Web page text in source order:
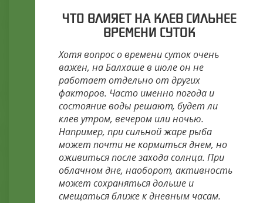
ЧТО ВЛИЯЕТ НА КЛЕВ СИЛЬНЕЕ
ВРЕМЕНИ СУТОК
Хотя вопрос о времени суток очень
важен, на Балхаше в июле он не
работает отдельно от других
факторов. Часто именно погода и
состояние воды решают, будет ли
клев утром, вечером или ночью.
Например, при сильной жаре рыба
может почти не кормиться днем, но
оживиться после захода солнца. При
облачном дне, наоборот, активность
может сохраняться дольше и
смещаться ближе к дневным часам.